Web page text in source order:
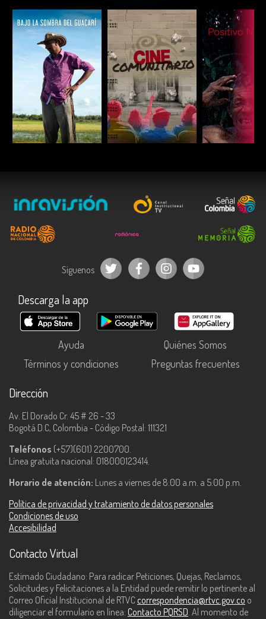
ESCUCHAR ESCUCHAR
Síguenos
Descarga la app
Ayuda
Quiénes Somos
Términos y condiciones
Preguntas frecuentes
Dirección
Av. El Dorado Cr. 45 # 26 - 33
Bogotá D.C, Colombia - Código Postal: 111321
Teléfonos (+57)(601) 2200700.
Línea gratuita nacional: 018000123414.
Horario de atención: Lunes a viernes de 8:00 a.m. a 5:00 p.m.
Política de privacidad y tratamiento de datos personales
Condiciones de uso
Accesibilidad
Contacto Virtual
Estimado Ciudadano: Para radicar Peticiones, Quejas, Reclamos,
Solicitudes y Felicitaciones a la Entidad puede remitir lo pertinente al
Correo Oficial Institucional de RTVC correspondencia@rtvc.gov.co o
diligenciar el formulario en línea: Contacto PQRSD. Al momento de